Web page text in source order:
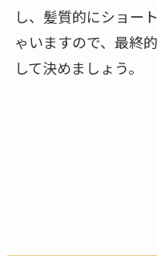
し、髪質的にショー
ゃいますので、最終
して決めましょう。